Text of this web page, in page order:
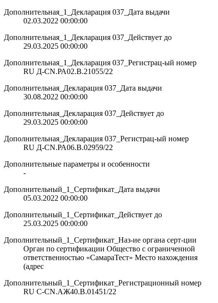
Дополнительная_1_Декларация 037_Дата выдачи
02.03.2022 00:00:00
Дополнительная_1_Декларация 037_Действует до
29.03.2025 00:00:00
Дополнительная_1_Декларация 037_Регистрац-ый номер
RU Д-CN.РА02.В.21055/22
Дополнительная_Декларация 037_Дата выдачи
30.08.2022 00:00:00
Дополнительная_Декларация 037_Действует до
29.03.2025 00:00:00
Дополнительная_Декларация 037_Регистрац-ый номер
RU Д-CN.РА06.В.02959/22
Дополнительные параметры и особенности
-
Дополнительный_1_Сертификат_Дата выдачи
05.03.2022 00:00:00
Дополнительный_1_Сертификат_Действует до
25.03.2025 00:00:00
Дополнительный_1_Сертификат_Наз-ие органа серт-ции
Орган по сертификации Общество с ограниченной
ответственностью «СамараТест» Место нахождения
(адрес
Дополнительный_1_Сертификат_Регистрационный номер
RU С-CN.АЖ40.В.01451/22